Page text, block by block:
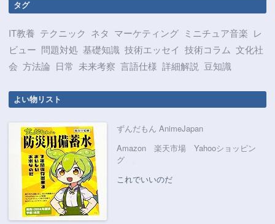
タグ
IT教養 テクニック ネタ マーケティング ミニチュア音楽 レ
ビュー 問題対処 基礎知識 技術エッセイ 技術コラム 文化社
会 方法論 日常 未来考察 言語仕様 詳細解説 豆知識
よい物リスト
ずんだもん AnimeJapan
Amazon
楽天市場
Yahooショッピン
グ
これでいいのだ